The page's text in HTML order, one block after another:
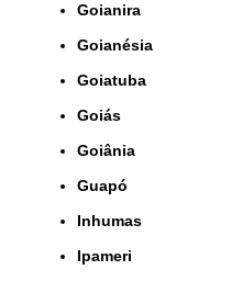
Goianira
Goianésia
Goiatuba
Goiás
Goiânia
Guapó
Inhumas
Ipameri